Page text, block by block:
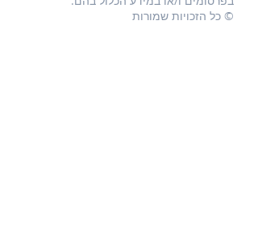
© כל הזכויות שמורות